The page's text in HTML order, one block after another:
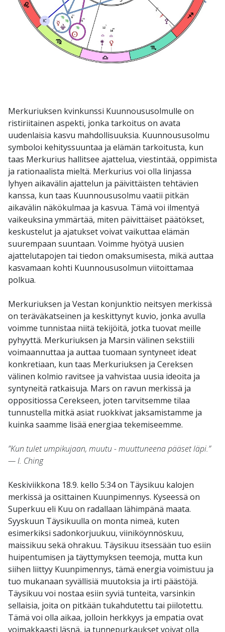
Merkuriuksen kvinkunssi Kuunnoususolmulle on
ristiriitainen aspekti, jonka tarkoitus on avata
uudenlaisia kasvu mahdollisuuksia. Kuunnoususolmu
symboloi kehityssuuntaa ja elämän tarkoitusta, kun
taas Merkurius hallitsee ajattelua, viestintää, oppimista
ja rationaalista mieltä. Merkurius voi olla linjassa
lyhyen aikavälin ajattelun ja päivittäisten tehtävien
kanssa, kun taas Kuunnoususolmu vaatii pitkän
aikavälin näkökulmaa ja kasvua. Tämä voi ilmentyä
vaikeuksina ymmärtää, miten päivittäiset päätökset,
keskustelut ja ajatukset voivat vaikuttaa elämän
suurempaan suuntaan. Voimme hyötyä uusien
ajattelutapojen tai tiedon omaksumisesta, mikä auttaa
kasvamaan kohti Kuunnoususolmun viitoittamaa
polkua.
Merkuriuksen ja Vestan konjunktio neitsyen merkissä
on teräväkatseinen ja keskittynyt kuvio, jonka avulla
voimme tunnistaa niitä tekijöitä, jotka tuovat meille
pyhyyttä. Merkuriuksen ja Marsin välinen sekstiili
voimaannuttaa ja auttaa tuomaan syntyneet ideat
konkretiaan, kun taas Merkuriuksen ja Cereksen
välinen kolmio ravitsee ja vahvistaa uusia ideoita ja
syntyneitä ratkaisuja. Mars on ravun merkissä ja
oppositiossa Cerekseen, joten tarvitsemme tilaa
tunnustella mitkä asiat ruokkivat jaksamistamme ja
kuinka saamme lisää energiaa tekemiseemme.
”Kun tulet umpikujaan, muutu - muuttuneena pääset läpi.”
— I. Ching
Keskiviikkona 18.9. kello 5:34 on Täysikuu kalojen
merkissä ja osittainen Kuunpimennys. Kyseessä on
Superkuu eli Kuu on radallaan lähimpänä maata.
Syyskuun Täysikuulla on monta nimeä, kuten
esimerkiksi sadonkorjuukuu, viiniköynnöskuu,
maissikuu sekä ohrakuu. Täysikuu itsessään tuo esiin
huipentumisen ja täyttymyksen teemoja, mutta kun
siihen liittyy Kuunpimennys, tämä energia voimistuu ja
tuo mukanaan syvällisiä muutoksia ja irti päästöjä.
Täysikuu voi nostaa esiin syviä tunteita, varsinkin
sellaisia, joita on pitkään tukahdutettu tai piilotettu.
Tämä voi olla aikaa, jolloin herkkyys ja empatia ovat
voimakkaasti läsnä, ja tunnepurkaukset voivat olla